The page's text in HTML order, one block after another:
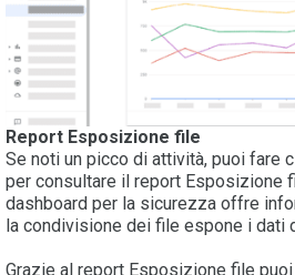
Report Esposizione file
Se noti un picco di attività, puoi fare
per consultare il report Esposizione
dashboard per la sicurezza offre
la condivisione dei file espone i dati
Grazie al report Esposizione file